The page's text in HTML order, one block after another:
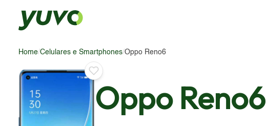
Home/Celulares e Smartphones/Oppo Reno6
Oppo Reno6